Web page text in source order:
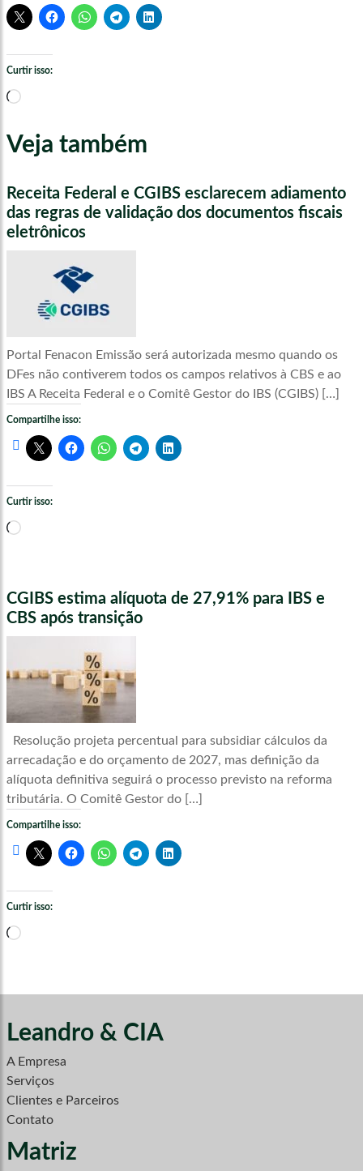
Curtir isso:
Carregando...
Veja também
Receita Federal e CGIBS esclarecem adiamento
das regras de validação dos documentos fiscais
eletrônicos
Portal Fenacon Emissão será autorizada mesmo quando os
DFes não contiverem todos os campos relativos à CBS e ao
IBS A Receita Federal e o Comitê Gestor do IBS (CGIBS) […]
Compartilhe isso:
Curtir isso:
Carregando...
CGIBS estima alíquota de 27,91% para IBS e
CBS após transição
Resolução projeta percentual para subsidiar cálculos da
arrecadação e do orçamento de 2027, mas definição da
alíquota definitiva seguirá o processo previsto na reforma
tributária. O Comitê Gestor do […]
Compartilhe isso:
Curtir isso:
Carregando...
Leandro & CIA
A Empresa
Serviços
Clientes e Parceiros
Contato
Matriz